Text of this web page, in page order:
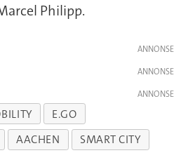
Philipp.
E.GO
AACHEN SMART CITY